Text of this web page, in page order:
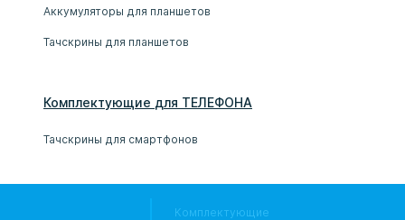
Аккумуляторы для планшетов
Тачскрины для планшетов
Комплектующие для ТЕЛЕФОНА
Тачскрины для смартфонов
Комплектующие